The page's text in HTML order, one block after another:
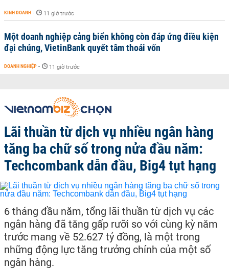
KINH DOANH - 11 giờ trước
Một doanh nghiệp cảng biển không còn đáp ứng điều kiện
đại chúng, VietinBank quyết tâm thoái vốn
DOANH NGHIỆP - 11 giờ trước
Lãi thuần từ dịch vụ nhiều ngân hàng
tăng ba chữ số trong nửa đầu năm:
Techcombank dẫn đầu, Big4 tụt hạng
6 tháng đầu năm, tổng lãi thuần từ dịch vụ các
ngân hàng đã tăng gấp rưỡi so với cùng kỳ năm
trước mang về 52.627 tỷ đồng, là một trong
những động lực tăng trưởng chính của một số
ngân hàng.